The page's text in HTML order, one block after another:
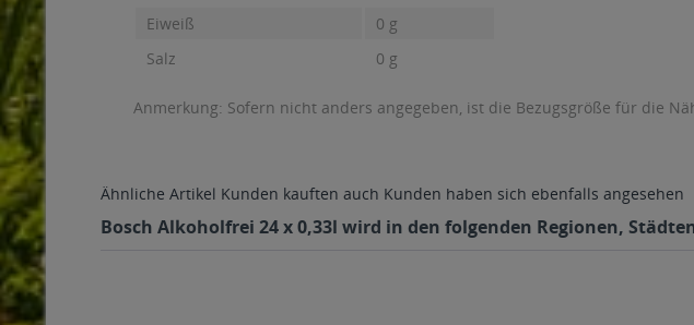
Eiweiß
0 g
Salz
0 g
Anmerkung: Sofern nicht anders angegeben, ist die Bezugsgröße für die
Ähnliche Artikel Kunden kauften auch Kunden haben sich ebenfalls angesehen
Bosch Alkoholfrei 24 x 0,33l wird in den folgenden Regionen,